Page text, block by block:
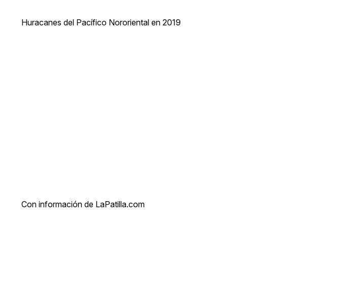
Huracanes del Pacífico Nororiental en 2019
Con información de LaPatilla.com